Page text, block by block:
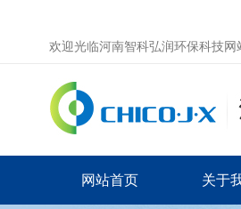
欢迎光临河南智科弘润环保科技网
网站首页 关于